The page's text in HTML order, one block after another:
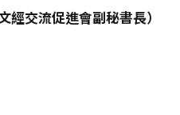
經交流促進會副秘書長）